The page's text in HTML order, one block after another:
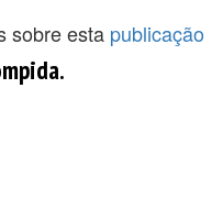
sobre esta publicação